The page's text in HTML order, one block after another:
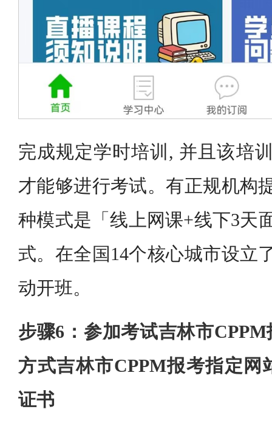
完成规定学时培训, 并且该培
才能够进行考试。有正规机构
种模式是「线上网课+线下3天
式。在全国14个核心城市设立
动开班。
步骤6：参加考试吉林市
方式吉林市CPPM报考指定网
证书